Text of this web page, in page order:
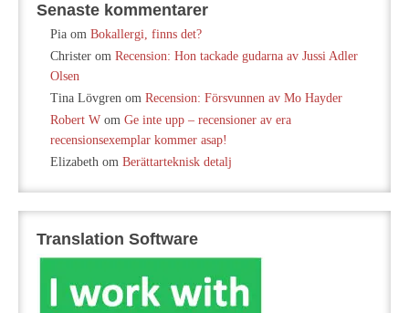
Senaste kommentarer
Pia om Bokallergi, finns det?
Christer om Recension: Hon tackade gudarna av Jussi Adler
Olsen
Tina Lövgren om Recension: Försvunnen av Mo Hayder
Robert W om Ge inte upp – recensioner av era
recensionsexemplar kommer asap!
Elizabeth om Berättarteknisk detalj
Translation Software